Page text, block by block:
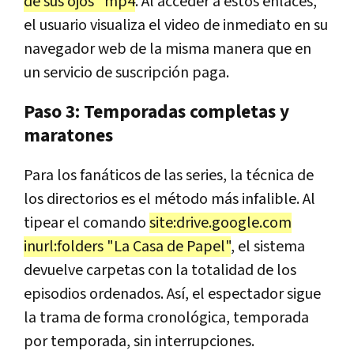
el usuario visualiza el video de inmediato en su
navegador web de la misma manera que en
un servicio de suscripción paga.
Paso 3: Temporadas completas y
maratones
Para los fanáticos de las series, la técnica de
los directorios es el método más infalible. Al
tipear el comandosite:drive.google.com
inurl:folders "La Casa de Papel", el sistema
devuelve carpetas con la totalidad de los
episodios ordenados. Así, el espectador sigue
la trama de forma cronológica, temporada
por temporada, sin interrupciones.